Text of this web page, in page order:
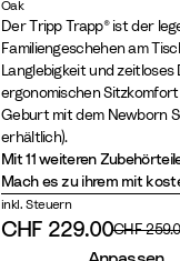
N
a
t
u
r
a
l
S
c
h
w
a
r
z
W
h
i
t
e
W
h
i
t
e
w
a
s
h
S
t
o
r
m
G
r
e
y
G
l
a
c
i
e
r
G
r
W
a
r
m
B
r
o
w
n
H
e
a
t
h
e
r
M
a
V
a
n
i
l
l
a
W
h
W
i
l
d
W
o
o
d
L
e
m
o
n
Y
e
l
l
C
a
s
h
m
e
r
e
G
Oak
O
a
k
N
a
t
u
r
a
O
a
k
W
a
r
m
B
r
Der Tripp Trapp® ist der
Familiengeschehen am
Langlebigkeit und
ergonomischen
Geburt mit dem Newborn
erhältlich).
Mit 11 weiteren
Mach es zu ihrem mit
inkl. Steuern
Rabattierter Preis:
CHF 229.00CHF